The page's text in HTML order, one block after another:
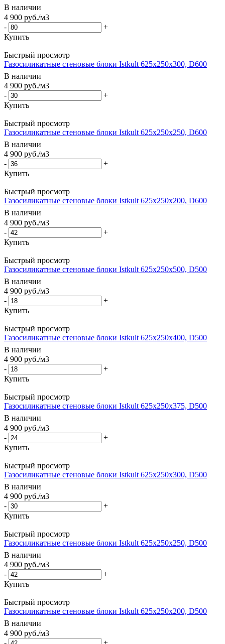
В наличии
4 900 руб./м3
-
+
Купить
Быстрый просмотр
Газосиликатные стеновые блоки Istkult 625x250x300, D600
В наличии
4 900 руб./м3
-
+
Купить
Быстрый просмотр
Газосиликатные стеновые блоки Istkult 625x250x250, D600
В наличии
4 900 руб./м3
-
+
Купить
Быстрый просмотр
Газосиликатные стеновые блоки Istkult 625x250x200, D600
В наличии
4 900 руб./м3
-
+
Купить
Быстрый просмотр
Газосиликатные стеновые блоки Istkult 625x250x500, D500
В наличии
4 900 руб./м3
-
+
Купить
Быстрый просмотр
Газосиликатные стеновые блоки Istkult 625x250x400, D500
В наличии
4 900 руб./м3
-
+
Купить
Быстрый просмотр
Газосиликатные стеновые блоки Istkult 625x250x375, D500
В наличии
4 900 руб./м3
-
+
Купить
Быстрый просмотр
Газосиликатные стеновые блоки Istkult 625x250x300, D500
В наличии
4 900 руб./м3
-
+
Купить
Быстрый просмотр
Газосиликатные стеновые блоки Istkult 625x250x250, D500
В наличии
4 900 руб./м3
-
+
Купить
Быстрый просмотр
Газосиликатные стеновые блоки Istkult 625x250x200, D500
В наличии
4 900 руб./м3